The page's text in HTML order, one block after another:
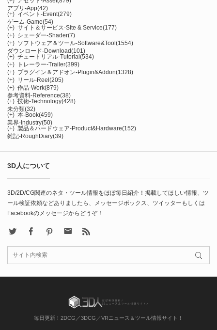
アプリ-App(42)
(+) イベント-Event(279)
ゲーム-Game(54)
(+) サイト＆サービス-Site & Service(177)
(+) シェーダー-Shader(7)
(+) ソフトウェア＆ツール-Software&Tool(1554)
ダウンロード-Download(101)
(+) チュートリアル-Tutorial(534)
(+)
トレーラー-Trailer(399)
(+) プラグイン＆アドオン-Plugin&Addon(1328)
(+) リール-Reel(205)
(+) 作品-Work(879)
参考資料-Reference(38)
(+) 技術-Technology(428)
未分類(32)
(+) 本-Book(459)
業界-Industry(50)
(+) 製品＆ハードウェア-Product&Hardware(152)
雑記-RoughDiary(39)
3D人について
3D/2D/CG関連のネタ・ツール情報をほぼ毎日紹介！掲載してほしい情報、ツ
ール検証依頼などありましたら、メッセージボックス、ツイッターもしくは
Facebookのメッセージからどうぞ！
FacebookPinterest Contact
毎日更新！2DCG／3DCG／VRニュース＆ツール情報サイト！